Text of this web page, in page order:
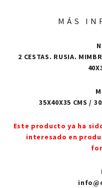
MÁS
2 CESTAS. RUSIA.
35X40X35 CMS /
Este producto ya ha
interesado en